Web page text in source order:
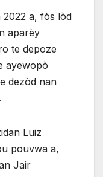
2022 a, fòs lòd
aparèy
te depoze
ayewopò
dezòd nan
Luiz
pouvwa a,
Jair